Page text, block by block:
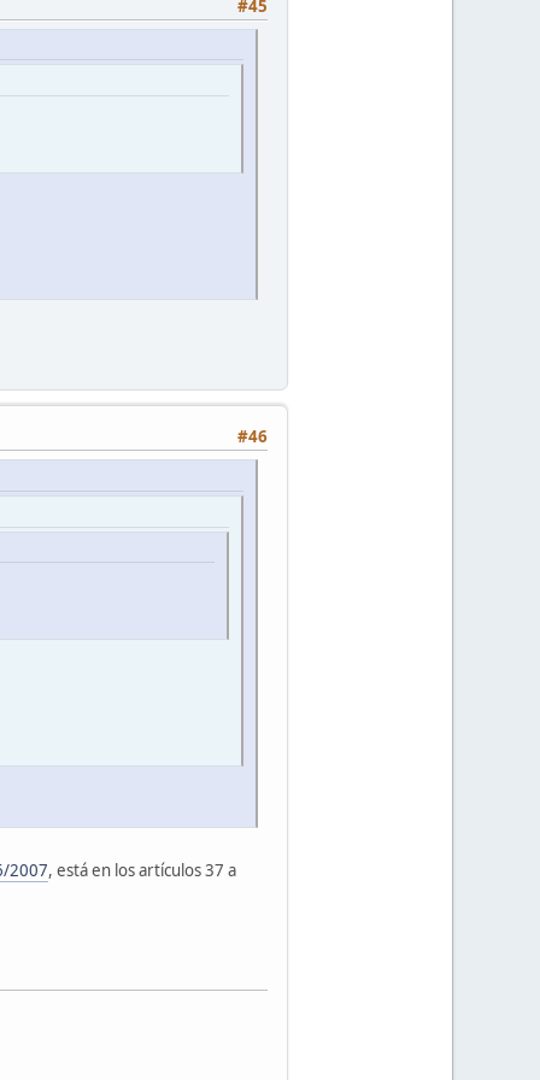
#45
#46
2007, está en los artículos 37 a